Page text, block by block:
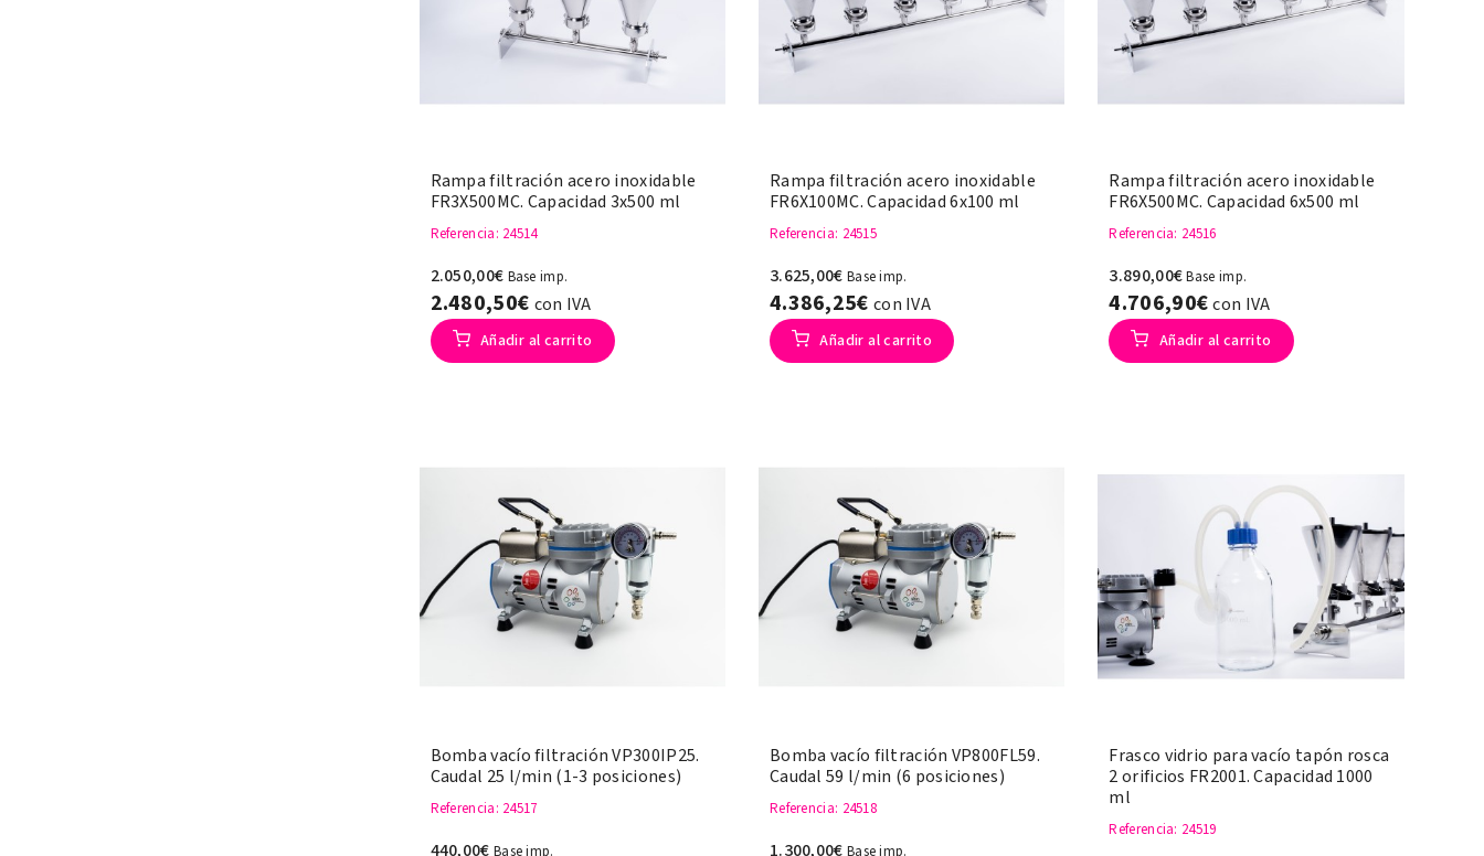
Rampa filtración acero inoxidable
FR3X500MC. Capacidad 3x500 ml
Referencia: 24514
2.050,00€ Base imp.
2.480,50€ con IVA
Añadir al carrito
Rampa filtración acero inoxidable
FR6X100MC. Capacidad 6x100 ml
Referencia: 24515
3.625,00€ Base imp.
4.386,25€ con IVA
Añadir al carrito
Rampa filtración acero inoxidable
FR6X500MC. Capacidad 6x500 ml
Referencia: 24516
3.890,00€Base imp.
4.706,90€con IVA
Añadir al carrito
Bomba vacío filtración VP300IP25.
Caudal 25 l/min (1-3 posiciones)
Referencia: 24517
440,00€ Base imp.
Bomba vacío filtración VP800FL59.
Caudal 59 l/min (6 posiciones)
Referencia: 24518
1.300,00€ Base imp.
Frasco vidrio para vacío tapón rosca
2 orificios FR2001. Capacidad 1000
ml
Referencia: 24519